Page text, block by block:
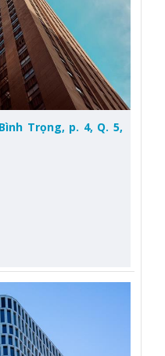
Trọng, p. 4, Q. 5,